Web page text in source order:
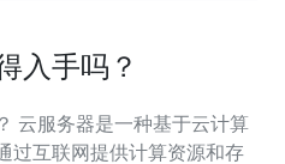
入手吗？
过互联网提供计算资源和存